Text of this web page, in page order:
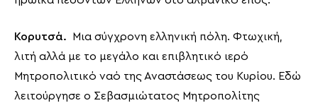
Κορυτσά.
Μια σύγχρονη ελληνική πόλη. Φτωχική,
λιτή αλλά με το μεγάλο και επιβλητικό ιερό
Μητροπολιτικό ναό της Αναστάσεως του Κυρίου. Εδώ
λειτούργησε ο Σεβασμιώτατος Μητροπολίτης